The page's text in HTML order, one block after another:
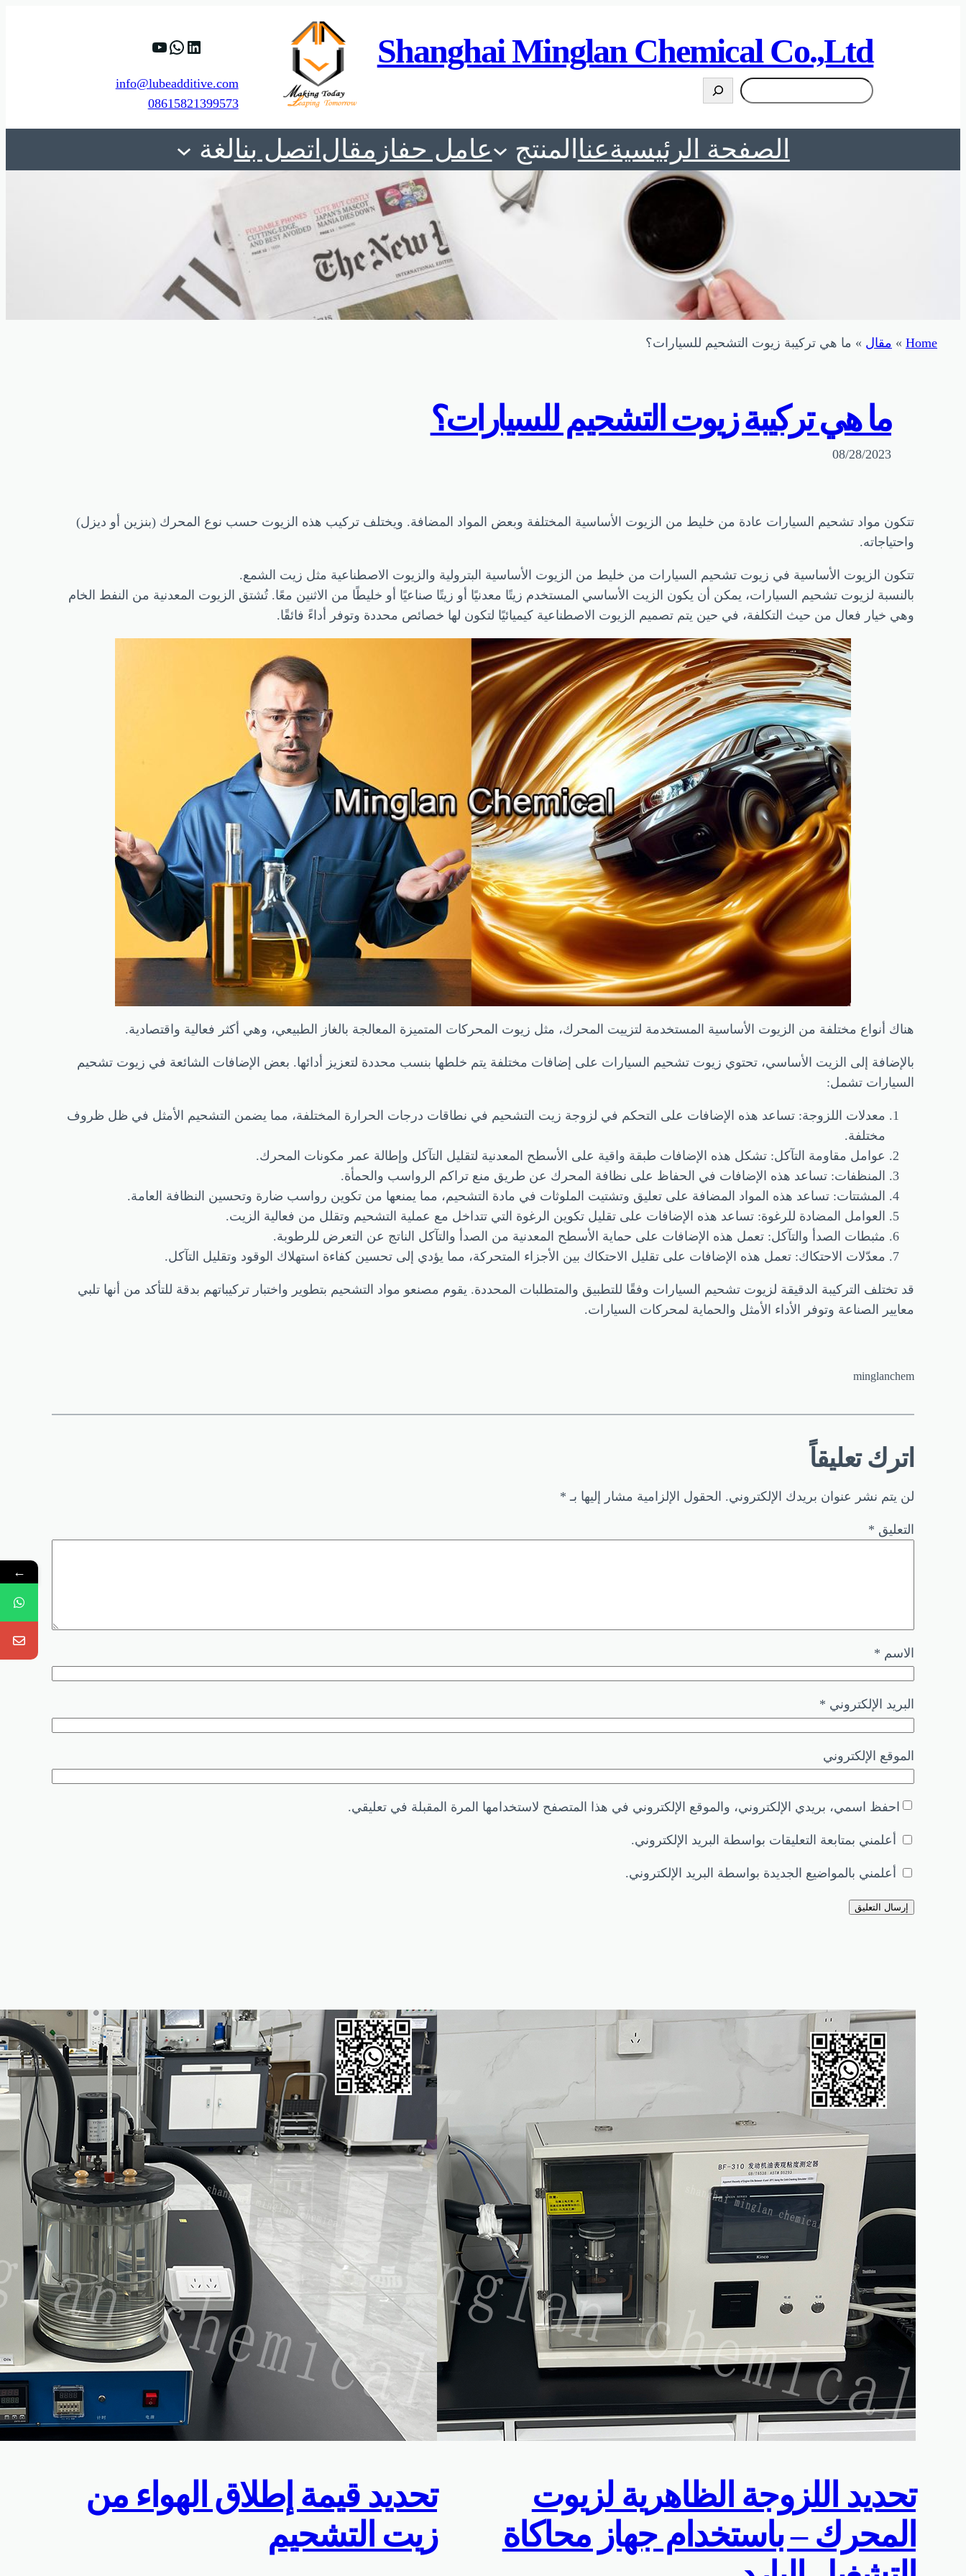
Shanghai Minglan Chemical Co.,Ltd
搜
索
https://www.linkedin.com/company/shanghai-minglan-chemical-co–ltd
info@lubeadditive.com
08615821399573
الصفحة الرئيسيةعنا المنتج عامل حفاز مقال اتصل بنالغة
Home
» مقال » ما هي تركيبة زيوت التشحيم للسيارات؟
ما هي تركيبة زيوت التشحيم للسيارات؟
08/28/2023
تتكون مواد تشحيم السيارات عادة من خليط من الزيوت الأساسية المختلفة وبعض المواد المضافة. ويختلف تركيب هذه الزيوت حسب نوع المحرك (بنزين أو ديزل)
واحتياجاته.
تتكون الزيوت الأساسية في زيوت تشحيم السيارات من خليط من الزيوت الأساسية البترولية والزيوت الاصطناعية مثل زيت الشمع.
بالنسبة لزيوت تشحيم السيارات، يمكن أن يكون الزيت الأساسي المستخدم زيتًا معدنيًا أو زيتًا صناعيًا أو خليطًا من الاثنين معًا. تُشتق الزيوت المعدنية من النفط الخام
وهي خيار فعال من حيث التكلفة، في حين يتم تصميم الزيوت الاصطناعية كيميائيًا لتكون لها خصائص محددة وتوفر أداءً فائقًا.
هناك أنواع مختلفة من الزيوت الأساسية المستخدمة لتزييت المحرك، مثل زيوت المحركات المتميزة المعالجة بالغاز الطبيعي، وهي أكثر فعالية واقتصادية.
بالإضافة إلى الزيت الأساسي، تحتوي زيوت تشحيم السيارات على إضافات مختلفة يتم خلطها بنسب محددة لتعزيز أدائها. بعض الإضافات الشائعة في زيوت تشحيم
السيارات تشمل:
معدلات اللزوجة: تساعد هذه الإضافات على التحكم في لزوجة زيت التشحيم في نطاقات درجات الحرارة المختلفة، مما يضمن التشحيم الأمثل في ظل ظروف
مختلفة.
عوامل مقاومة التآكل: تشكل هذه الإضافات طبقة واقية على الأسطح المعدنية لتقليل التآكل وإطالة عمر مكونات المحرك.
المنظفات: تساعد هذه الإضافات في الحفاظ على نظافة المحرك عن طريق منع تراكم الرواسب والحمأة.
المشتتات: تساعد هذه المواد المضافة على تعليق وتشتيت الملوثات في مادة التشحيم، مما يمنعها من تكوين رواسب ضارة وتحسين النظافة العامة.
العوامل المضادة للرغوة: تساعد هذه الإضافات على تقليل تكوين الرغوة التي تتداخل مع عملية التشحيم وتقلل من فعالية الزيت.
مثبطات الصدأ والتآكل: تعمل هذه الإضافات على حماية الأسطح المعدنية من الصدأ والتآكل الناتج عن التعرض للرطوبة.
معدّلات الاحتكاك: تعمل هذه الإضافات على تقليل الاحتكاك بين الأجزاء المتحركة، مما يؤدي إلى تحسين كفاءة استهلاك الوقود وتقليل التآكل.
قد تختلف التركيبة الدقيقة لزيوت تشحيم السيارات وفقًا للتطبيق والمتطلبات المحددة. يقوم مصنعو مواد التشحيم بتطوير واختبار تركيباتهم بدقة للتأكد من أنها تلبي
معايير الصناعة وتوفر الأداء الأمثل والحماية لمحركات السيارات.
minglanchem
اترك تعليقاً
لن يتم نشر عنوان بريدك الإلكتروني. الحقول الإلزامية مشار إليها بـ *
التعليق *
الاسم *
البريد الإلكتروني *
الموقع الإلكتروني
احفظ اسمي، بريدي الإلكتروني، والموقع الإلكتروني في هذا المتصفح لاستخدامها المرة المقبلة في تعليقي.
أعلمني بمتابعة التعليقات بواسطة البريد الإلكتروني.
أعلمني بالمواضيع الجديدة بواسطة البريد الإلكتروني.
تحديد اللزوجة الظاهرية لزيوت
المحرك – باستخدام جهاز محاكاة
تحديد قيمة إطلاق الهواء من
زيت التشحيم
←